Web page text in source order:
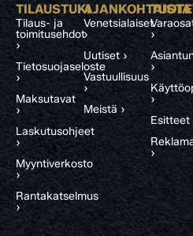
TILAUSTUKI
Tilaus- ja
toimitusehdot
›
Tietosuojaseloste
›
Maksutavat
›
Laskutusohjeet
›
Myyntiverkosto
›
Rantakatselmus
›
AJANKOHTAISTA
Venetsialaiset
›
Uutiset ›
Vastuullisuus
›
Meistä ›
›
›
›
Esitteet
›